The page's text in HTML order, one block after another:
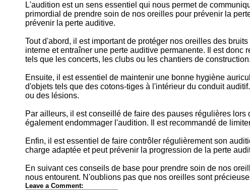
L'audition est un sens essentiel qui nous permet de
primordial de prendre soin de nos oreilles pour prévenir la
prévenir la perte auditive.
Tout d'abord, il est important de protéger nos oreilles des
interne et entraîner une perte auditive permanente. Il est
tels que les concerts, les clubs ou les chantiers de construction.
Ensuite, il est essentiel de maintenir une bonne hygiène
d'objets tels que des cotons-tiges à l'intérieur du conduit
ou des lésions.
Par ailleurs, il est conseillé de faire des pauses régulières
également endommager l'audition. Il est recommandé de
Enfin, il est essentiel de faire contrôler régulièrement son
charge adaptée et peut prévenir la progression de la perte
En suivant ces conseils de base pour prendre soin de nos
nous entourent. N'oublions pas que nos oreilles sont
Leave a Comment: